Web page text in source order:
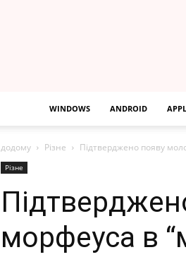
WINDOWS ANDROID
додому Різне Підтверджено появу
Різне
морфеуса в